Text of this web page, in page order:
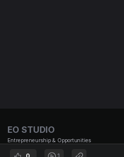
EO STUDIO
Entrepreneurship & Opportunities